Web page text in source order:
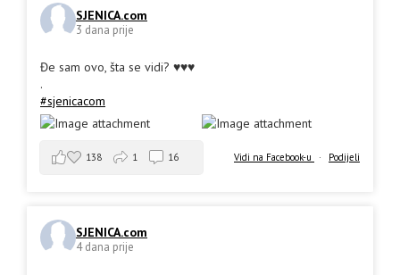
SJENICA.com
3 dana prije
Đe sam ovo, šta se vidi? ♥️♥️♥️
.
#sjenicacom
Vidi na Facebook-u · Podijeli
138 1 16
SJENICA.com
4 dana prije